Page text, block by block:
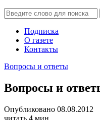
Подписка
О газете
Контакты
Вопросы и ответы
Вопросы и
Опубликовано 08.08.2012
читать 4 мин.